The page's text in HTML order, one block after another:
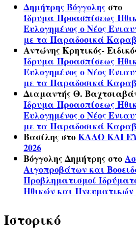
Δημήτρης Βόγγοληςστο
Ίδρυμα Προασπίσεως
Ευλογημένος ο Νέος
με τα Παραδοσικά
Αντώνης Κρητικός-
Ίδρυμα Προασπίσεως
Ευλογημένος ο Νέος
με τα Παραδοσικά
Διαμαντής Θ.
Ίδρυμα Προασπίσεως
Ευλογημένος ο Νέος
με τα Παραδοσικά
ΒασίληςστοΚΑΛΟ ΚΑΙ
2026
Βόγγολης Δημήτρηςστο
Αιγοπροβάτων και
Προβληματισμοί
Ηθικών και
Ιστορικό